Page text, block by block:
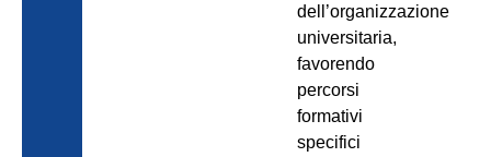
dell’organizzazione
universitaria,
favorendo
percorsi
formativi
specifici